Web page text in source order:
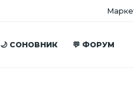
🌙 СОНОВНИК 💬 ФОРУМ